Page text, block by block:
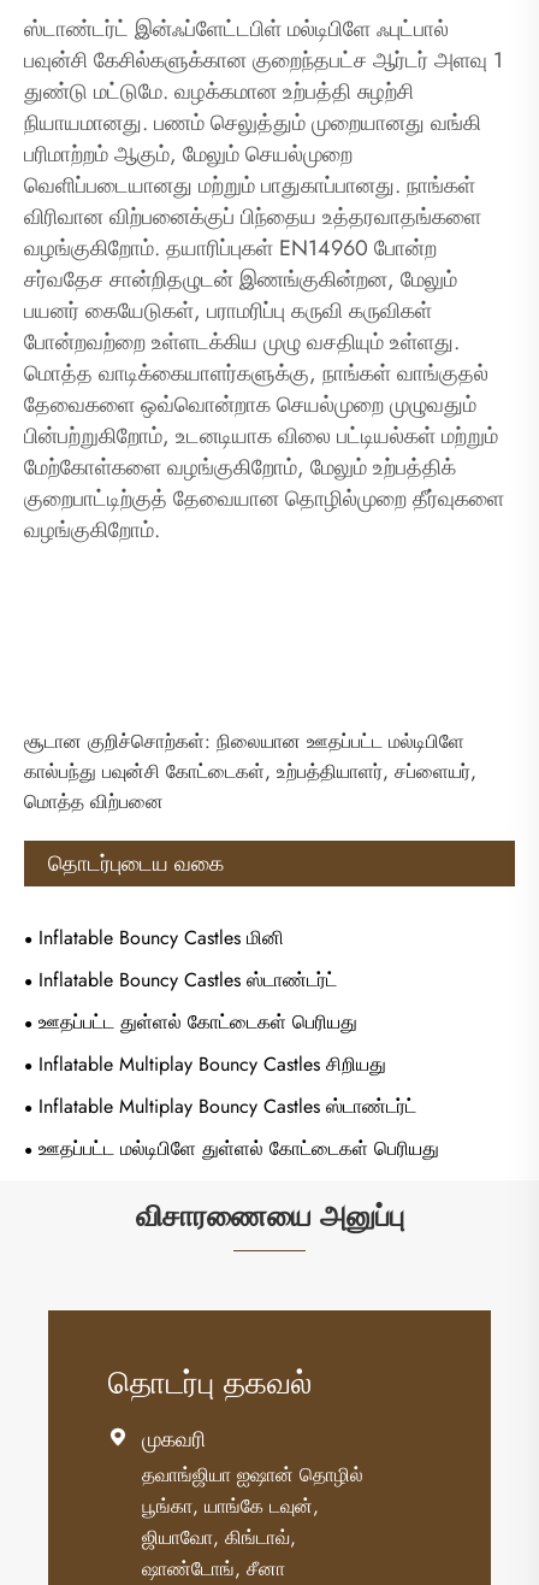
ஸ்டாண்டர்ட் இன்ஃப்ளேட்டபிள் மல்டிபிளே ஃபுட்பால்
பவுன்சி கேசில்களுக்கான குறைந்தபட்ச ஆர்டர் அளவு 1
துண்டு மட்டுமே. வழக்கமான உற்பத்தி சுழற்சி
நியாயமானது. பணம் செலுத்தும் முறையானது வங்கி
பரிமாற்றம் ஆகும், மேலும் செயல்முறை
வெளிப்படையானது மற்றும் பாதுகாப்பானது. நாங்கள்
விரிவான விற்பனைக்குப் பிந்தைய உத்தரவாதங்களை
வழங்குகிறோம். தயாரிப்புகள் EN14960 போன்ற
சர்வதேச சான்றிதழுடன் இணங்குகின்றன, மேலும்
பயனர் கையேடுகள், பராமரிப்பு கருவி கருவிகள்
போன்றவற்றை உள்ளடக்கிய முழு வசதியும் உள்ளது.
மொத்த வாடிக்கையாளர்களுக்கு, நாங்கள் வாங்குதல்
தேவைகளை ஒவ்வொன்றாக செயல்முறை முழுவதும்
பின்பற்றுகிறோம், உடனடியாக விலை பட்டியல்கள் மற்றும்
மேற்கோள்களை வழங்குகிறோம், மேலும் உற்பத்திக்
குறைபாட்டிற்குத் தேவையான தொழில்முறை தீர்வுகளை
வழங்குகிறோம்.
சூடான குறிச்சொற்கள்: நிலையான ஊதப்பட்ட மல்டிபிளே
கால்பந்து பவுன்சி கோட்டைகள், உற்பத்தியாளர், சப்ளையர்,
மொத்த விற்பனை
தொடர்புடைய வகை
Inflatable Bouncy Castles மினி
Inflatable Bouncy Castles ஸ்டாண்டர்ட்
ஊதப்பட்ட துள்ளல் கோட்டைகள் பெரியது
Inflatable Multiplay Bouncy Castles சிறியது
Inflatable Multiplay Bouncy Castles ஸ்டாண்டர்ட்
ஊதப்பட்ட மல்டிபிளே துள்ளல் கோட்டைகள் பெரியது
விசாரணையை அனுப்பு
தொடர்பு தகவல்
 முகவரி
தவாங்ஜியா ஐஷான் தொழில்
பூங்கா, யாங்கே டவுன்,
ஜியாவோ, கிங்டாவ்,
ஷாண்டோங், சீனா